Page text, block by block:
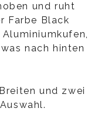
und ruht
Farbe Black
nach hinten
und zwei